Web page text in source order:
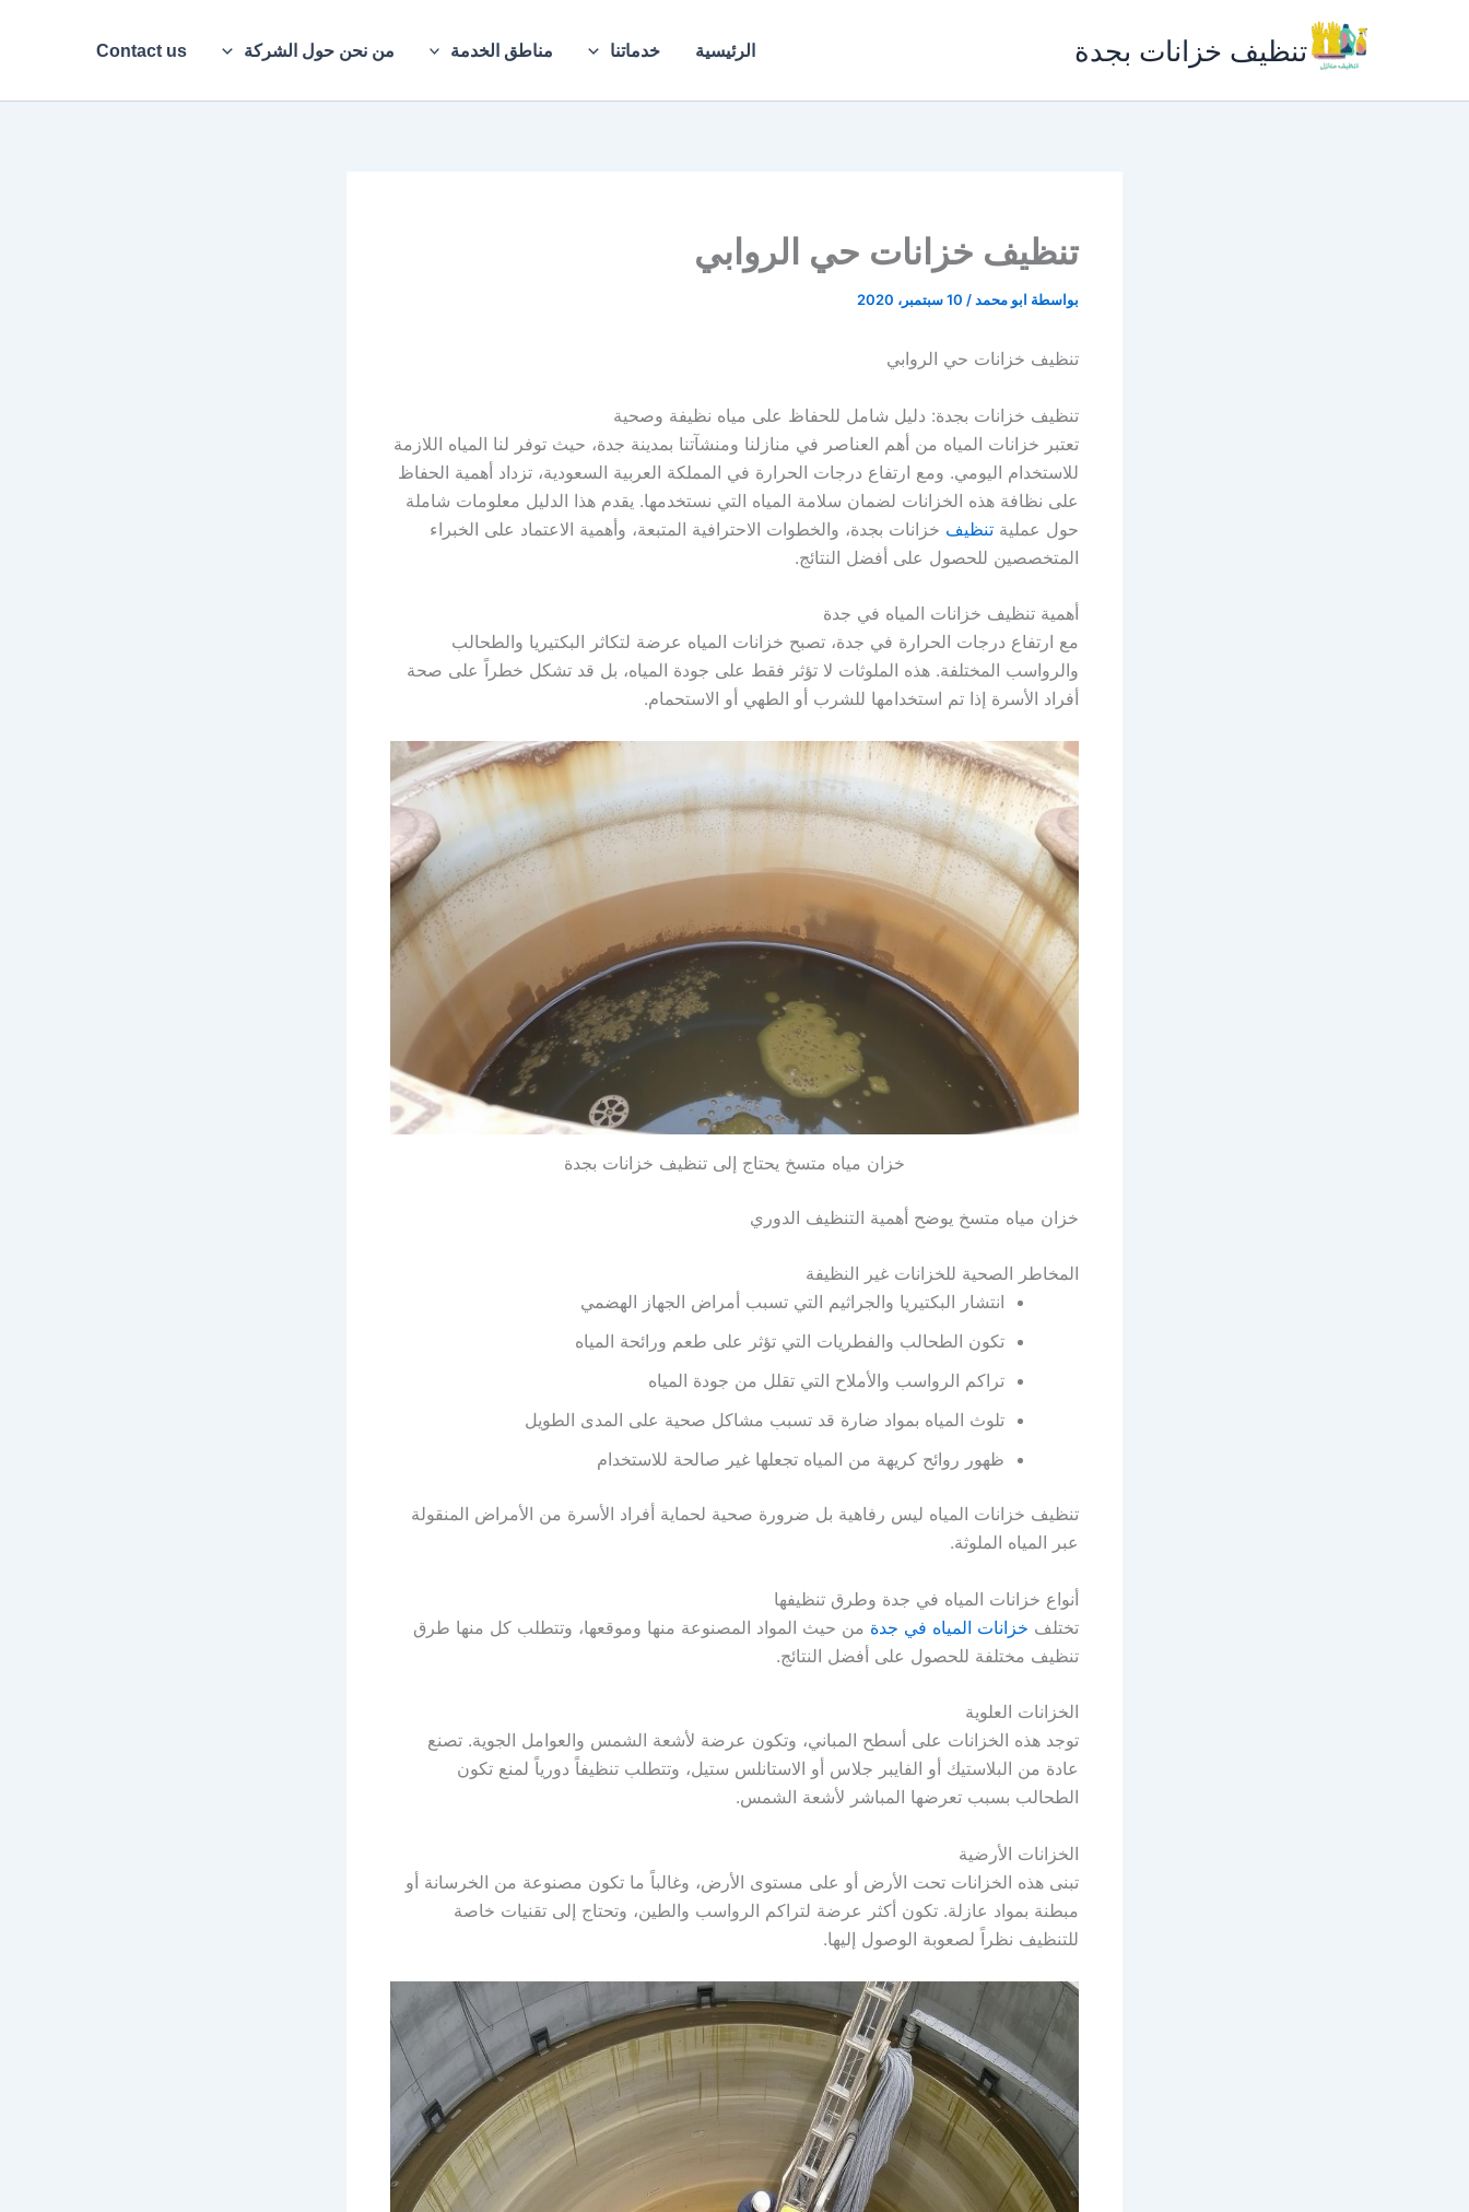
تنظيف خزانات بجدة الرئيسية خدماتنا مناطق الخدمة من نحن حول الشركة Contact us
تنظيف خزانات حي الروابي
بواسطة ابو محمد/ 10 سبتمبر، 2020
تنظيف خزانات حي الروابي
تنظيف خزانات بجدة: دليل شامل للحفاظ على مياه نظيفة وصحية
تعتبر خزانات المياه من أهم العناصر في منازلنا ومنشآتنا بمدينة جدة، حيث توفر لنا المياه اللازمة
للاستخدام اليومي. ومع ارتفاع درجات الحرارة في المملكة العربية السعودية، تزداد أهمية الحفاظ
على نظافة هذه الخزانات لضمان سلامة المياه التي نستخدمها. يقدم هذا الدليل معلومات شاملة
حول عملية تنظيف خزانات بجدة، والخطوات الاحترافية المتبعة، وأهمية الاعتماد على الخبراء
المتخصصين للحصول على أفضل النتائج.
أهمية تنظيف خزانات المياه في جدة
مع ارتفاع درجات الحرارة في جدة، تصبح خزانات المياه عرضة لتكاثر البكتيريا والطحالب
والرواسب المختلفة. هذه الملوثات لا تؤثر فقط على جودة المياه، بل قد تشكل خطراً على صحة
أفراد الأسرة إذا تم استخدامها للشرب أو الطهي أو الاستحمام.
خزان مياه متسخ يحتاج إلى تنظيف خزانات بجدة
خزان مياه متسخ يوضح أهمية التنظيف الدوري
المخاطر الصحية للخزانات غير النظيفة
انتشار البكتيريا والجراثيم التي تسبب أمراض الجهاز الهضمي
تكون الطحالب والفطريات التي تؤثر على طعم ورائحة المياه
تراكم الرواسب والأملاح التي تقلل من جودة المياه
تلوث المياه بمواد ضارة قد تسبب مشاكل صحية على المدى الطويل
ظهور روائح كريهة من المياه تجعلها غير صالحة للاستخدام
تنظيف خزانات المياه ليس رفاهية بل ضرورة صحية لحماية أفراد الأسرة من الأمراض المنقولة
عبر المياه الملوثة.
أنواع خزانات المياه في جدة وطرق تنظيفها
تختلف خزانات المياه في جدة من حيث المواد المصنوعة منها وموقعها، وتتطلب كل منها طرق
تنظيف مختلفة للحصول على أفضل النتائج.
الخزانات العلوية
توجد هذه الخزانات على أسطح المباني، وتكون عرضة لأشعة الشمس والعوامل الجوية. تصنع
عادة من البلاستيك أو الفايبر جلاس أو الاستانلس ستيل، وتتطلب تنظيفاً دورياً لمنع تكون
الطحالب بسبب تعرضها المباشر لأشعة الشمس.
الخزانات الأرضية
تبنى هذه الخزانات تحت الأرض أو على مستوى الأرض، وغالباً ما تكون مصنوعة من الخرسانة أو
مبطنة بمواد عازلة. تكون أكثر عرضة لتراكم الرواسب والطين، وتحتاج إلى تقنيات خاصة
للتنظيف نظراً لصعوبة الوصول إليها.